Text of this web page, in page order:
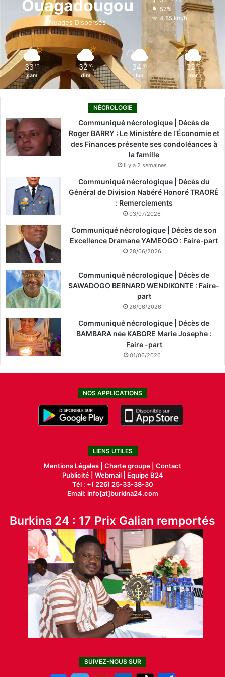
o
k
i
n
r
Ouagadougou
Nuages Dispersés
57%
4.85 km/h
33 ℃
sam
32 ℃
dim
34 ℃
lun
32 ℃
mar
NÉCROLOGIE
Communiqué nécrologique | Décès de
Roger BARRY : Le Ministère de l’Économie et
des Finances présente ses condoléances à
la famille
il y a 2 semaines
Communiqué nécrologique | Décès du
Général de Division Nabéré Honoré TRAORÉ
: Remerciements
03/07/2026
Communiqué nécrologique | Décès de son
Excellence Dramane YAMEOGO : Faire-part
28/06/2026
Communiqué nécrologique | Décès de
SAWADOGO BERNARD WENDIKONTE : Faire-
part
26/06/2026
Communiqué nécrologique | Décès de
BAMBARA née KABORE Marie Josephe :
Faire -part
01/06/2026
NOS APPLICATIONS
LIENS UTILES
Mentions Légales | Charte groupe | Contact
Publicité| Webmail |
Equipe B24
Tél : +( 226) 25-33-38-30
Email: info[at]burkina24.com
Burkina 24 : 17 Prix Galian remportés
SUIVEZ-NOUS SUR